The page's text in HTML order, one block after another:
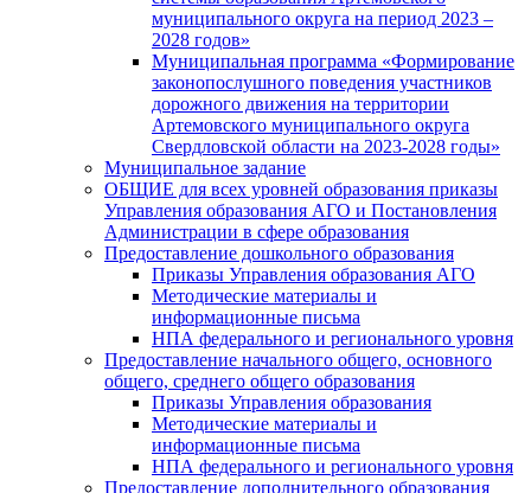
муниципального округа на период 2023 –
2028 годов»
Муниципальная программа «Формирование
законопослушного поведения участников
дорожного движения на территории
Артемовского муниципального округа
Свердловской области на 2023-2028 годы»
Муниципальное задание
ОБЩИЕ для всех уровней образования приказы
Управления образования АГО и Постановления
Администрации в сфере образования
Предоставление дошкольного образования
Приказы Управления образования АГО
Методические материалы и
информационные письма
НПА федерального и регионального уровня
Предоставление начального общего, основного
общего, среднего общего образования
Приказы Управления образования
Методические материалы и
информационные письма
НПА федерального и регионального уровня
Предоставление дополнительного образования